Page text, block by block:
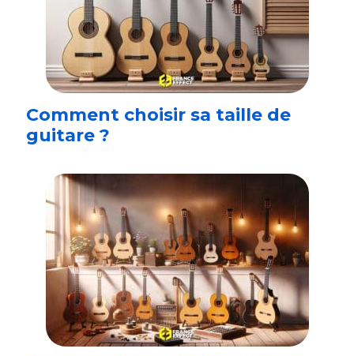
Comment choisir sa taille de
guitare ?